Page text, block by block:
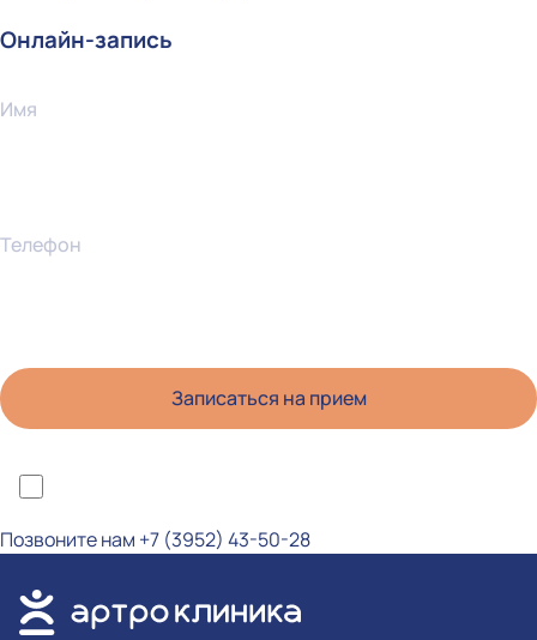
Онлайн-запись
Имя
Телефон
Позвоните нам +7 (3952) 43-50-28